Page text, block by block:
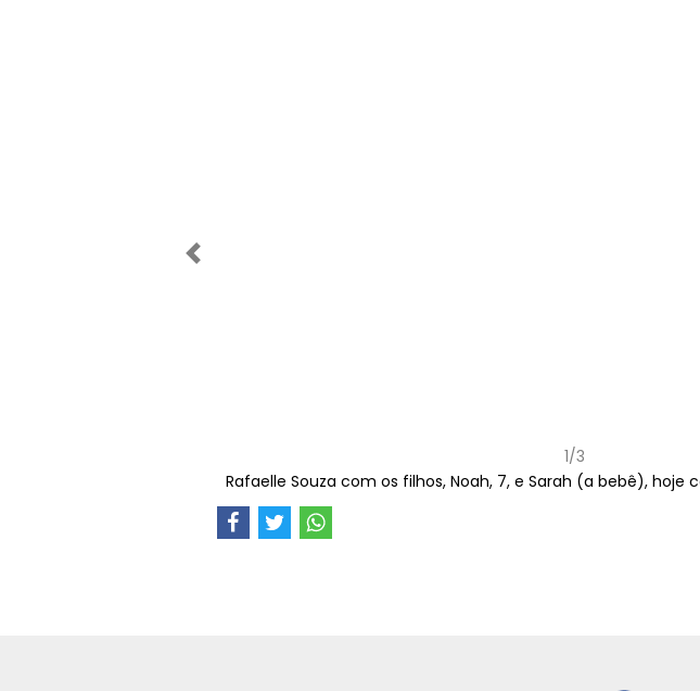
1/3
Rafaelle Souza com os filhos, Noah, 7, e Sarah (a bebê), hoje